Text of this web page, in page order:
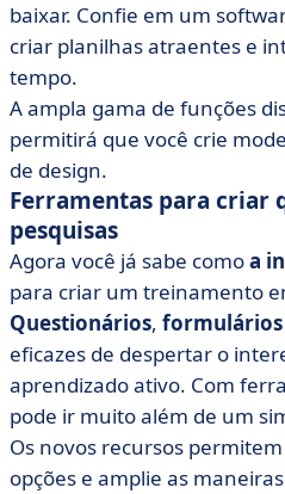
baixar. Confie em um
criar planilhas atraentes e
tempo.
A ampla gama de funções
permitirá que você crie
de design.
Ferramentas para criar
pesquisas
Agora você já sabe comoa
para criar um treinamento
Questionários, formulários
eficazes de despertar o
aprendizado ativo. Com
pode ir muito além de um
Os novos recursos
opções e amplie as